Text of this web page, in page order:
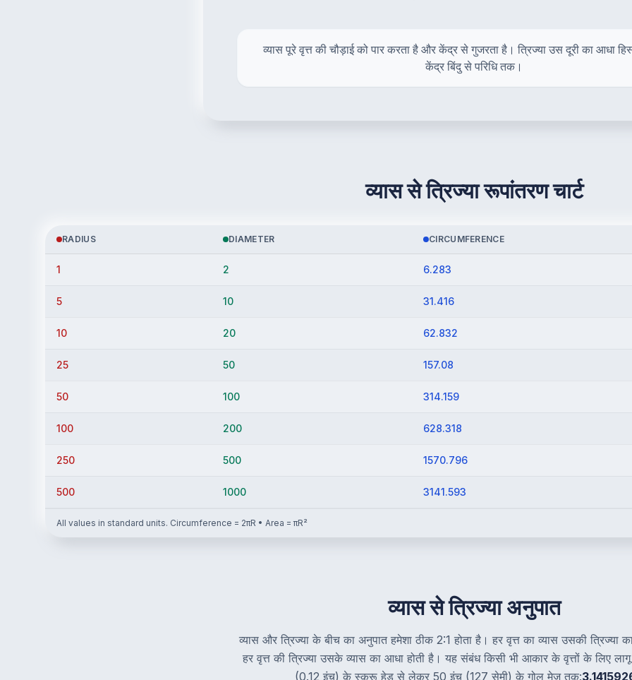
व्यास पूरे वृत्त की चौड़ाई को पार करता है और केंद्र से गुजरता है। त्रिज्या उस दूरी का आधा
केंद्र बिंदु से परिधि तक।
व्यास से त्रिज्या रूपांतरण चार्ट
RADIUS DIAMETER CIRCUMFERENCE
1 2 6.283
5 10 31.416
10 20 62.832
25 50 157.08
50 100 314.159
100 200 628.318
250 500 1570.796
500 1000 3141.593
All values in standard units. Circumference = 2πR • Area = πR²
व्यास से त्रिज्या अनुपात
व्यास और त्रिज्या के बीच का अनुपात हमेशा ठीक 2:1 होता है। हर वृत्त का व्यास उसकी त्रिज्या
हर वृत्त की त्रिज्या उसके व्यास का आधा होती है। यह संबंध किसी भी आकार के वृत्तों के लिए
(0.12 इंच) के स्क्रू हेड से लेकर 50 इंच (127 सेमी) के गोल मेज तक: